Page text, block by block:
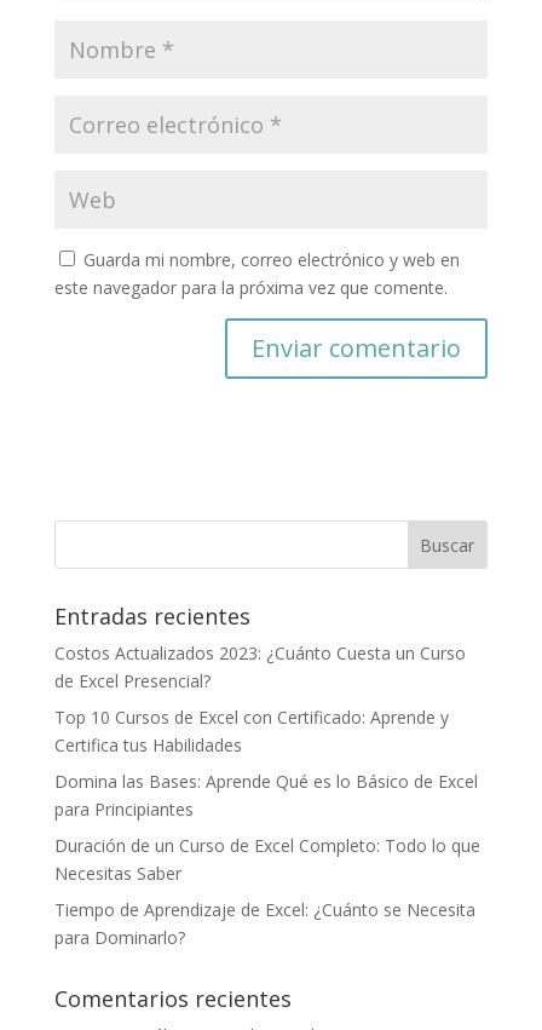
Guarda mi nombre, correo electrónico y web en
este navegador para la próxima vez que comente.
Entradas recientes
Costos Actualizados 2023: ¿Cuánto Cuesta un Curso
de Excel Presencial?
Top 10 Cursos de Excel con Certificado: Aprende y
Certifica tus Habilidades
Domina las Bases: Aprende Qué es lo Básico de Excel
para Principiantes
Duración de un Curso de Excel Completo: Todo lo que
Necesitas Saber
Tiempo de Aprendizaje de Excel: ¿Cuánto se Necesita
para Dominarlo?
Comentarios recientes